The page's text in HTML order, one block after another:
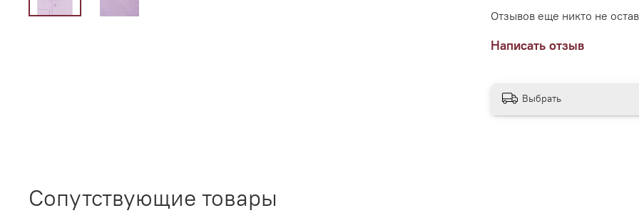
Отзывов еще никто не
Написать отзыв
Выбрать
Сопутствующие товары